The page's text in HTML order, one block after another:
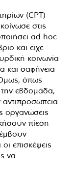
(CPT)
στις
ad hoc
και είχε
κοινωνία
και σαφήνεια
όπως
εβδομάδα,
οργανώσεις
πίεση
επισκέψεις
να